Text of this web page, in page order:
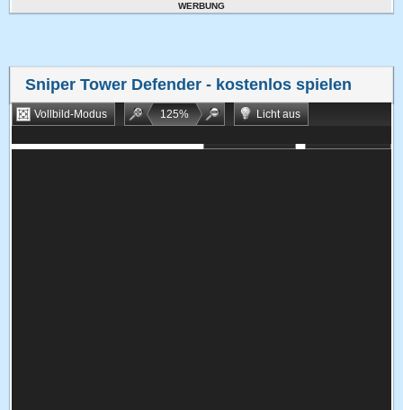
WERBUNG
Sniper Tower Defender - kostenlos spielen
Vollbild-Modus 125%
Licht aus